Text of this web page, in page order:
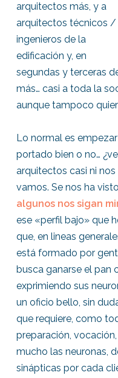
arquitectos más, y a
arquitectos técnicos /
ingenieros de la
edificación y, en
segundas y terceras
más… casi a toda la
aunque tampoco
Lo normal es
portado bien o no…
arquitectos casi ni
vamos. Se nos ha
algunos nos sigan
ese «perfil bajo» que
que, en lineas
está formado por
busca ganarse el pan
exprimiendo sus
un oficio bello, sin
que requiere, como
preparación,
mucho las neuronas,
sinápticas por cada